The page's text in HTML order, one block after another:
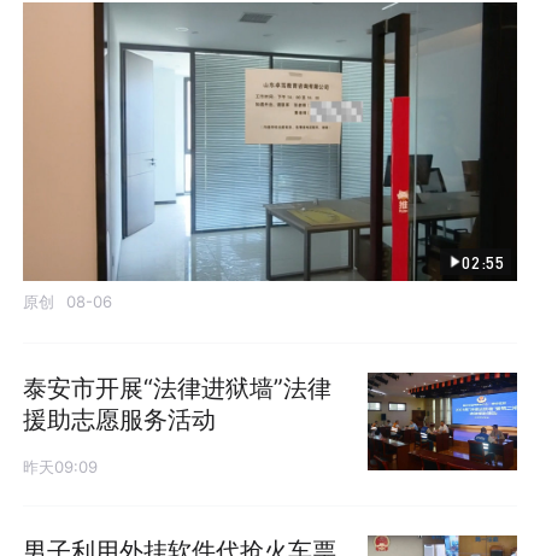
02:55
原创 08-06
泰安市开展“法律进狱墙”法律
援助志愿服务活动
昨天09:09